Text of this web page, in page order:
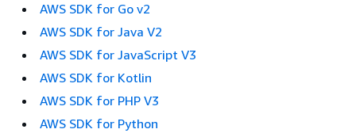
AWS SDK for Go v2
AWS SDK for Java V2
AWS SDK for JavaScript V3
AWS SDK for Kotlin
AWS SDK for PHP V3
AWS SDK for Python